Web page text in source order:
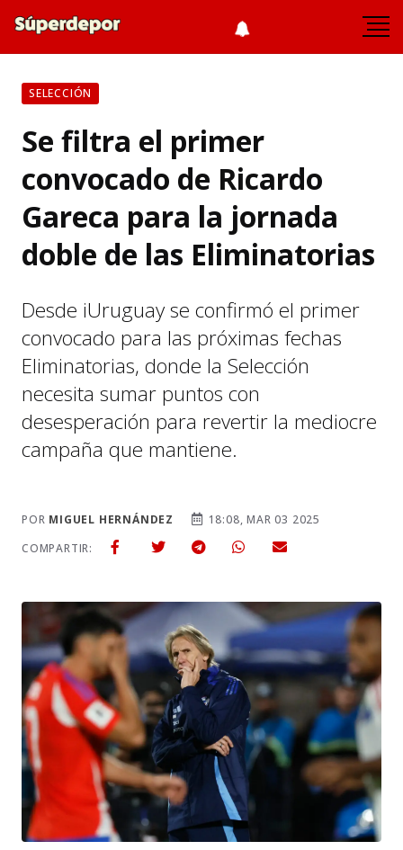
SELECCIÓN
Se filtra el primer
convocado de Ricardo
Gareca para la jornada
doble de las Eliminatorias
Desde iUruguay se confirmó el primer
convocado para las próximas fechas
Eliminatorias, donde la Selección
necesita sumar puntos con
desesperación para revertir la mediocre
campaña que mantiene.
POR MIGUEL HERNÁNDEZ
18:08, MAR 03 2025
COMPARTIR: